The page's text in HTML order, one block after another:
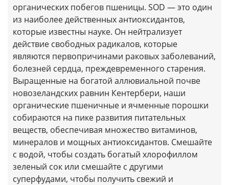
органических побегов пшеницы. SOD — это один
из наиболее действенных антиоксидантов,
которые известны науке. Он нейтрализует
действие свободных радикалов, которые
являются первопричинами раковых заболеваний,
болезней сердца, преждевременного старения.
Выращенные на богатой аллювиальной почве
новозеландских равнин Кентербери, наши
органические пшеничные и ячменные порошки
собираются на пике развития питательных
веществ, обеспечивая множество витаминов,
минералов и мощных антиоксидантов. Смешайте
с водой, чтобы создать богатый хлорофиллом
зеленый сок или смешайте с другими
суперфудами, чтобы получить свежий и